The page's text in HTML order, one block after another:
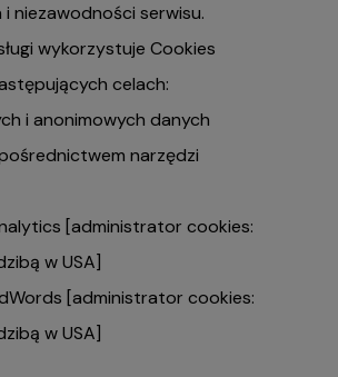
niezawodności serwisu.
wykorzystuje Cookies
celach:
i anonimowych danych
narzędzi
[administrator cookies:
w USA]
[administrator cookies:
w USA]